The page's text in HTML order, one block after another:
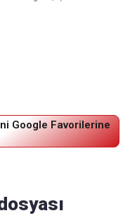
Google Favorilerine